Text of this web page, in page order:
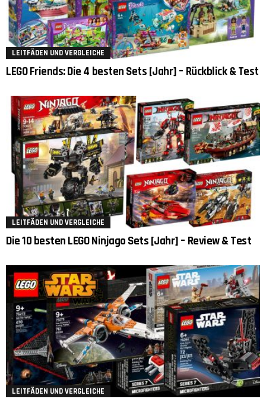
LEITFÄDEN UND VERGLEICHE
LEGO Friends: Die 4 besten Sets [Jahr] – Rückblick & Test
LEITFÄDEN UND VERGLEICHE
Die 10 besten LEGO Ninjago Sets [Jahr] – Review & Test
LEITFÄDEN UND VERGLEICHE